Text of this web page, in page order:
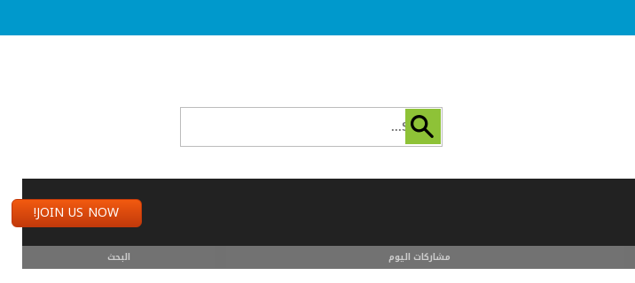
JOIN US NOW!
مشاركات اليوم البحث